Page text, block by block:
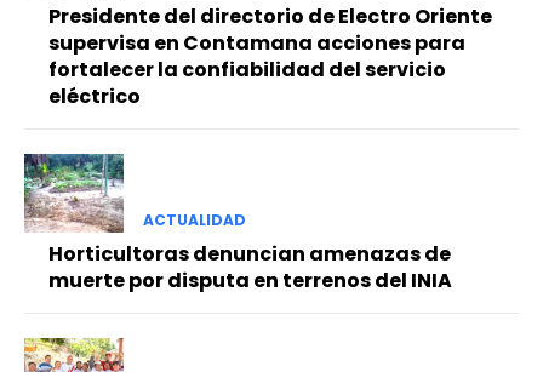
Presidente del directorio de Electro Oriente
supervisa en Contamana acciones para
fortalecer la confiabilidad del servicio
eléctrico
ACTUALIDAD
Horticultoras denuncian amenazas de
muerte por disputa en terrenos del INIA